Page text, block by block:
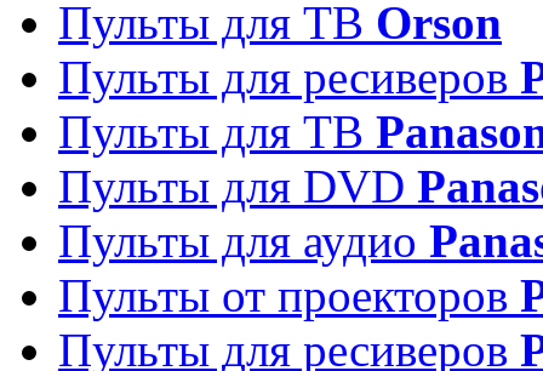
Пульты для ТВ Orson
Пульты для ресиверов
Пульты для ТВ
Пульты для DVD
Пульты для аудио
Пульты от проекторов
Пульты для ресиверов